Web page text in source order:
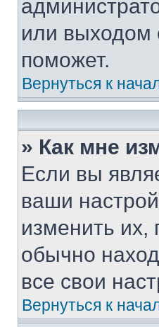
или выходом
поможет.
Вернуться к
» Как мне
Если вы
ваши
изменить
обычно
все свои
Вернуться к